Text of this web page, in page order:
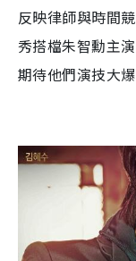
反映律師與時間競
秀搭檔朱智勳主
期待他們演技大爆